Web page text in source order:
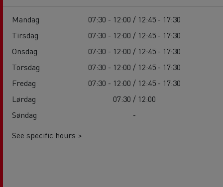
Mandag
07:30 - 12:00 / 12:45 - 17:30
Tirsdag
07:30 - 12:00 / 12:45 - 17:30
Onsdag
07:30 - 12:00 / 12:45 - 17:30
Torsdag
07:30 - 12:00 / 12:45 - 17:30
Fredag
07:30 - 12:00 / 12:45 - 17:30
Lørdag
07:30 / 12:00
Søndag
-
See specific hours >